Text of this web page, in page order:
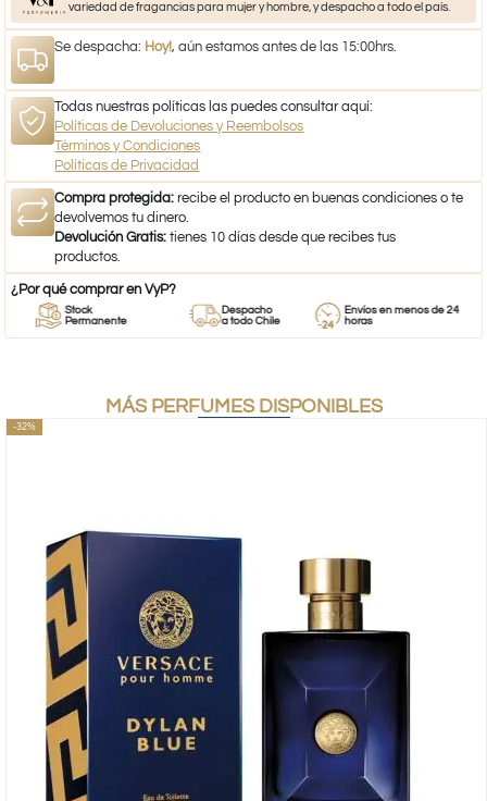
variedad de fragancias para mujer y hombre, y despacho a todo el país.
Se despacha: Hoy!, aún estamos antes de las 15:00hrs.
Todas nuestras políticas las puedes consultar aquí:
Políticas de Devoluciones y Reembolsos
Términos y Condiciones
Políticas de Privacidad
Compra protegida: recibe el producto en buenas condiciones o te
devolvemos tu dinero.
Devolución Gratis: tienes 10 días desde que recibes tus
productos.
¿Por qué comprar en VyP?
Stock
Permanente
Despacho
a todo Chile
Envíos en menos de 24
horas
MÁS PERFUMES DISPONIBLES
-32%